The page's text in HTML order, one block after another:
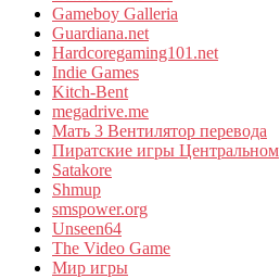
Gameboy Galleria
Guardiana.net
Hardcoregaming101.net
Indie Games
Kitch-Bent
megadrive.me
Мать 3 Вентилятор перевода
Пиратские игры Центральном
Satakore
Shmup
smspower.org
Unseen64
The Video Game
Мир игры